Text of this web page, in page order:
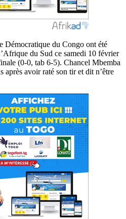
Démocratique du Congo ont été
du Sud ce samedi 10 février
(0-0, tab 6-5). Chancel Mbemba
après avoir raté son tir et dit n’être